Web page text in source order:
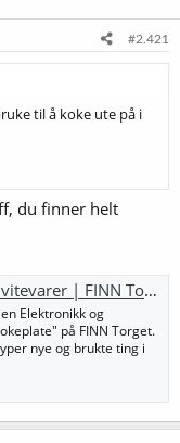
#2.421
til å koke ute på i
du finner helt
| FINN Torget
Elektronikk og
på FINN Torget.
nye og brukte ting i